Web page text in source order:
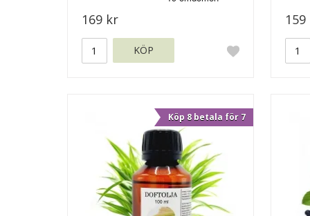
169 kr
KÖP
Köp 8 betala för 7